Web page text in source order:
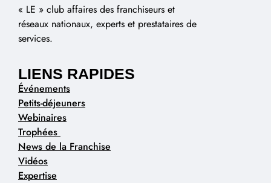
« LE » club affaires des franchiseurs et
réseaux nationaux, experts et prestataires de
services.
LIENS RAPIDES
Événements
Petits-déjeuners
Webinaires
Trophées
News de la Franchise
Vidéos
Expertise